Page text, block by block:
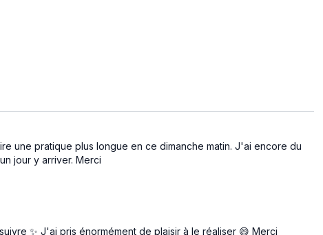
une pratique plus longue en ce dimanche matin. J'ai encore du
jour y arriver. Merci
✨ J'ai pris énormément de plaisir à le réaliser 😄 Merci